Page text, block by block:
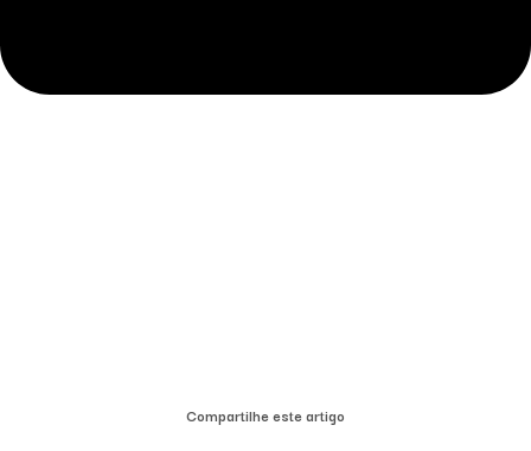
Compartilhe este artigo